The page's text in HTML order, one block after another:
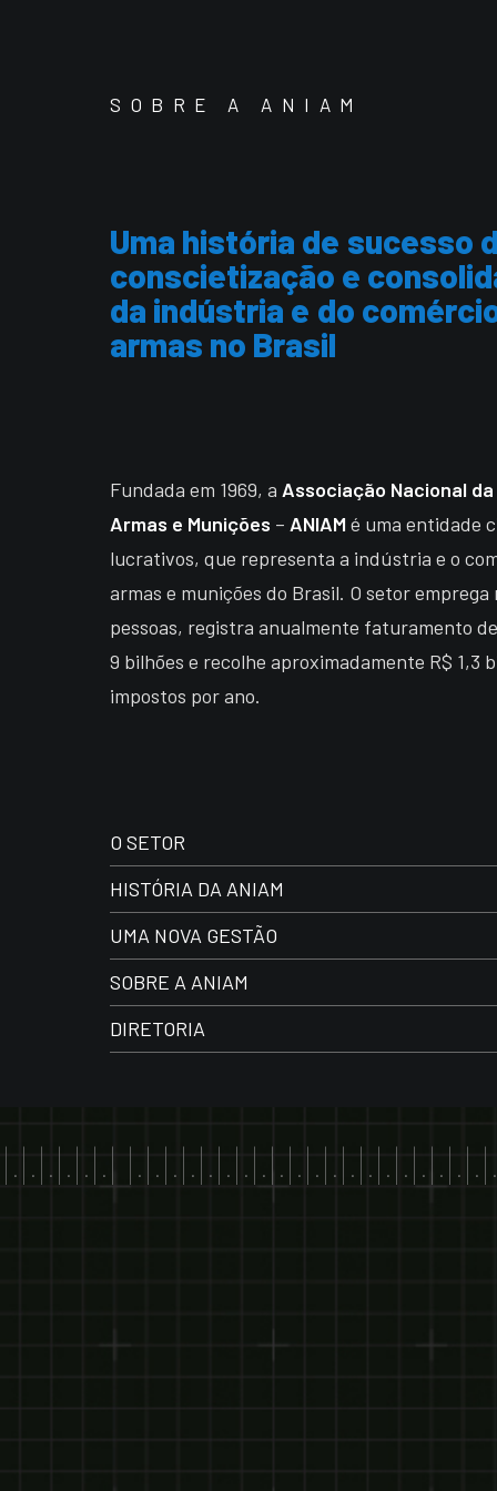
SOBRE A ANIAM
Uma história de sucesso
conscietização e
da indústria e do
armas no Brasil
Fundada em 1969, a Associação Nacional
Armas e Munições – ANIAMé uma entidade
lucrativos, que representa a indústria e o
armas e munições do Brasil. O setor emprega
pessoas, registra anualmente faturamento
9 bilhões e recolhe aproximadamente R$ 1,3
impostos por ano.
O SETOR
HISTÓRIA DA ANIAM
UMA NOVA GESTÃO
SOBRE A ANIAM
DIRETORIA